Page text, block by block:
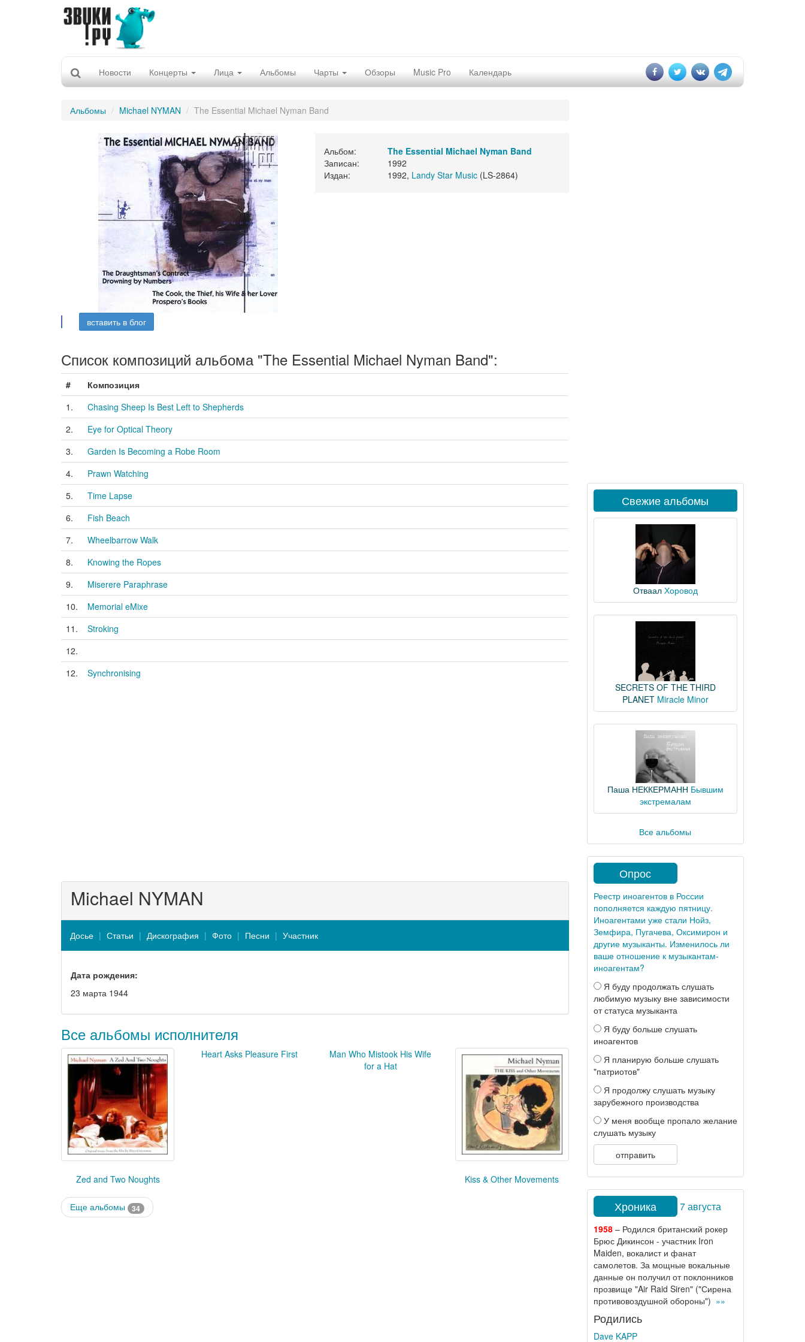
Новости Концерты Лица Альбомы Чарты Обзоры Music Pro Календарь
Альбомы Michael NYMAN The Essential Michael Nyman Band
Альбом:
The Essential Michael Nyman Band
Записан:
1992
Издан:
1992, Landy Star Music(LS-2864)
вставить в блог
Список композиций альбома "The Essential Michael Nyman Band":
#
Композиция
1.
Chasing Sheep Is Best Left to Shepherds
2.
Eye for Optical Theory
3.
Garden Is Becoming a Robe Room
4.
Prawn Watching
5.
Time Lapse
6.
Fish Beach
7.
Wheelbarrow Walk
8.
Knowing the Ropes
9.
Miserere Paraphrase
10.
Memorial eMixe
11.
Stroking
12.
12.
Synchronising
Michael NYMAN
Досье Статьи Дискография Фото Песни Участник
Дата рождения:
23 марта 1944
Все альбомы исполнителя
Zed and Two Noughts
Heart Asks Pleasure First
Man Who Mistook His Wife
for a Hat
Kiss & Other Movements
Еще альбомы 34
Свежие альбомы
Отваал Хоровод
SECRETS OF THE THIRD
PLANET Miracle Minor
Паша НЕККЕРМАНН Бывшим
экстремалам
Все альбомы
Опрос
Реестр иноагентов в России
пополняется каждую пятницу.
Иноагентами уже стали Нойз,
Земфира, Пугачева, Оксимирон и
другие музыканты. Изменилось ли
ваше отношение к музыкантам-
иноагентам?
Я буду продолжать слушать
любимую музыку вне зависимости
от статуса музыканта
Я буду больше слушать
иноагентов
Я планирую больше слушать
"патриотов"
Я продолжу слушать музыку
зарубежного производства
У меня вообще пропало желание
слушать музыку
отправить
Хроника 7 августа
1958– Родился британский рокер
Брюс Дикинсон - участник Iron
Maiden, вокалист и фанат
самолетов. За мощные вокальные
данные он получил от поклонников
прозвище "Air Raid Siren" ("Сирена
противовоздушной обороны") »»
Родились
Dave KAPP